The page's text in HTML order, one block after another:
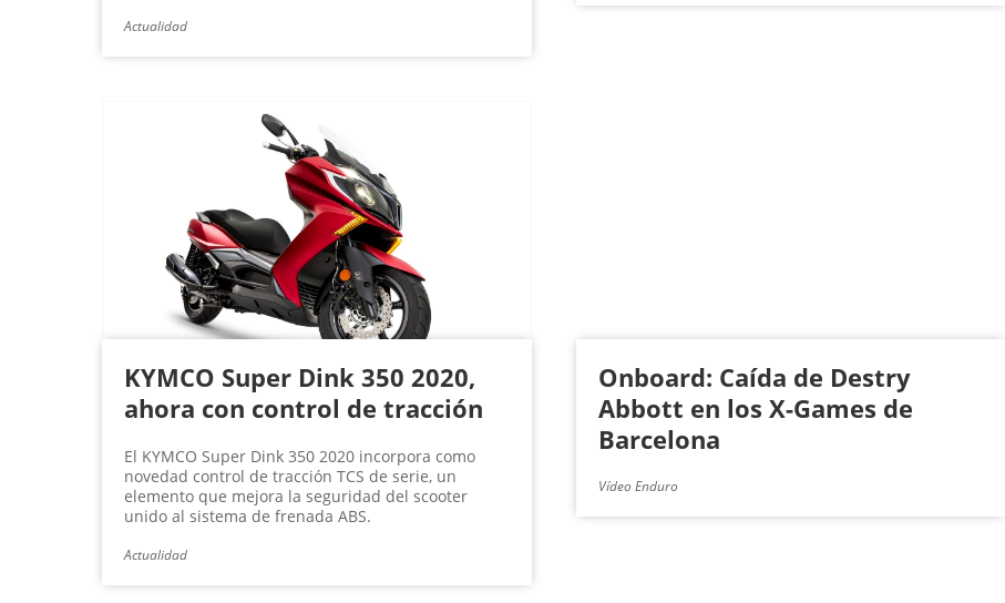
Actualidad
KYMCO Super Dink 350 2020,
ahora con control de tracción
El KYMCO Super Dink 350 2020 incorpora como
novedad control de tracción TCS de serie, un
elemento que mejora la seguridad del scooter
unido al sistema de frenada ABS.
Actualidad
Onboard: Caída de Destry
Abbott en los X-Games de
Barcelona
Vídeo Enduro